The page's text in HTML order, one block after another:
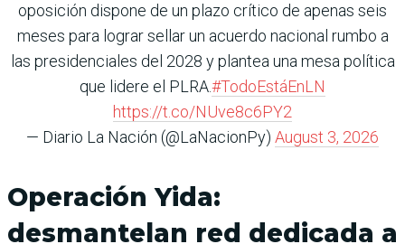
oposición dispone de un plazo crítico de apenas seis
meses para lograr sellar un acuerdo nacional rumbo a
las presidenciales del 2028 y plantea una mesa política
que lidere el PLRA.#TodoEstáEnLN
https://t.co/NUve8c6PY2
— Diario La Nación (@LaNacionPy) August 3, 2026
Operación Yida:
desmantelan red dedicada a